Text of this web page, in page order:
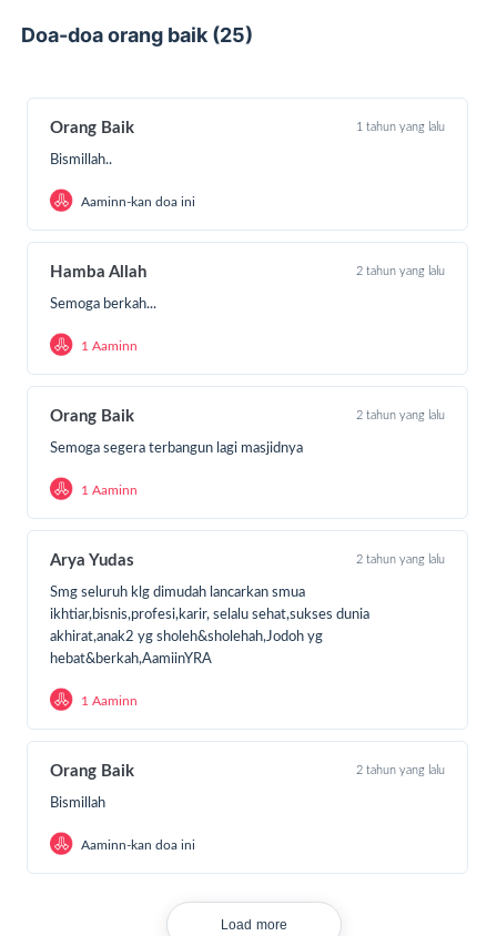
Doa-doa orang baik (25)
Orang Baik 1 tahun yang lalu
Bismillah..
Aaminn-kan doa ini
Hamba Allah 2 tahun yang lalu
Semoga berkah...
1 Aaminn
Orang Baik 2 tahun yang lalu
Semoga segera terbangun lagi masjidnya
1 Aaminn
Arya Yudas 2 tahun yang lalu
Smg seluruh klg dimudah lancarkan smua
ikhtiar,bisnis,profesi,karir, selalu sehat,sukses dunia
akhirat,anak2 yg sholeh&sholehah,Jodoh yg
hebat&berkah,AamiinYRA
1 Aaminn
Orang Baik 2 tahun yang lalu
Bismillah
Aaminn-kan doa ini
Load more